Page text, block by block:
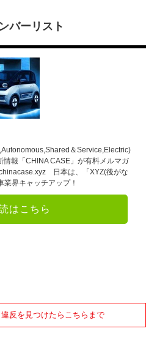
バーリスト
＆Service,Electric)
報「CHINA CASE」が有料メルマガ
日本は、「XYZ(後がな
界キャッチアップ！
はこちら
反を見つけたらこちらまで